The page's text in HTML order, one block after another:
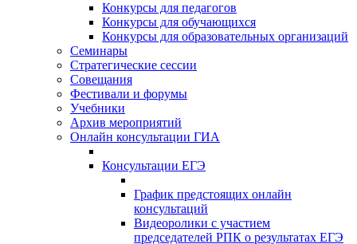
Конкурсы для педагогов
Конкурсы для обучающихся
Конкурсы для образовательных организаций
Семинары
Стратегические сессии
Совещания
Фестивали и форумы
Учебники
Архив мероприятий
Онлайн консультации ГИА
Консультации ЕГЭ
График предстоящих онлайн
консультаций
Видеоролики с участием
председателей РПК о результатах ЕГЭ